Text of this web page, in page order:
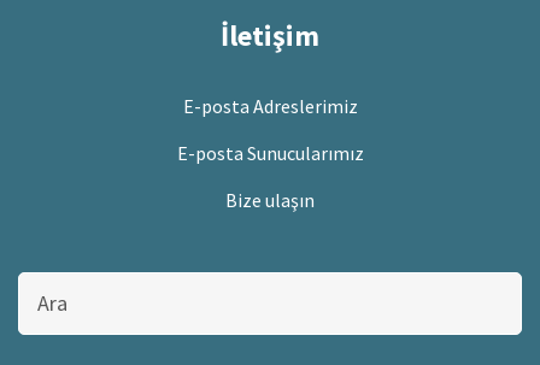
İletişim
E-posta Adreslerimiz
E-posta Sunucularımız
Bize ulaşın
Bu
sitede
ara